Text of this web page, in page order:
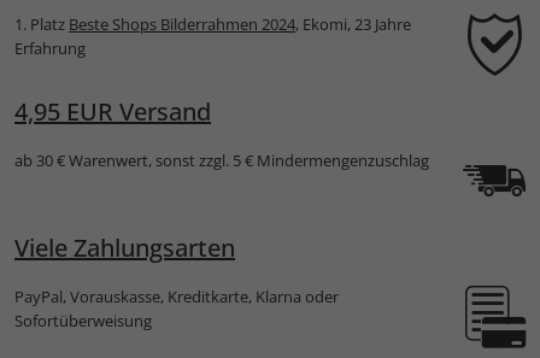
1. Platz Beste Shops Bilderrahmen 2024, Ekomi, 23 Jahre
Erfahrung
4,95 EUR Versand
ab 30 € Warenwert, sonst zzgl. 5 € Mindermengenzuschlag
Viele Zahlungsarten
PayPal, Vorauskasse, Kreditkarte, Klarna oder
Sofortüberweisung